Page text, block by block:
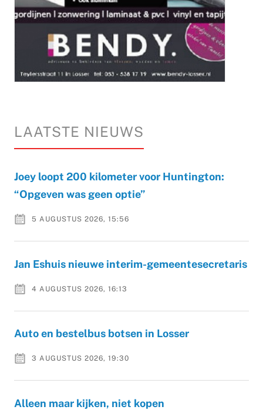
LAATSTE NIEUWS
Joey loopt 200 kilometer voor Huntington:
“Opgeven was geen optie”
5 AUGUSTUS 2026, 15:56
Jan Eshuis nieuwe interim-gemeentesecretaris
4 AUGUSTUS 2026, 16:13
Auto en bestelbus botsen in Losser
3 AUGUSTUS 2026, 19:30
Alleen maar kijken, niet kopen